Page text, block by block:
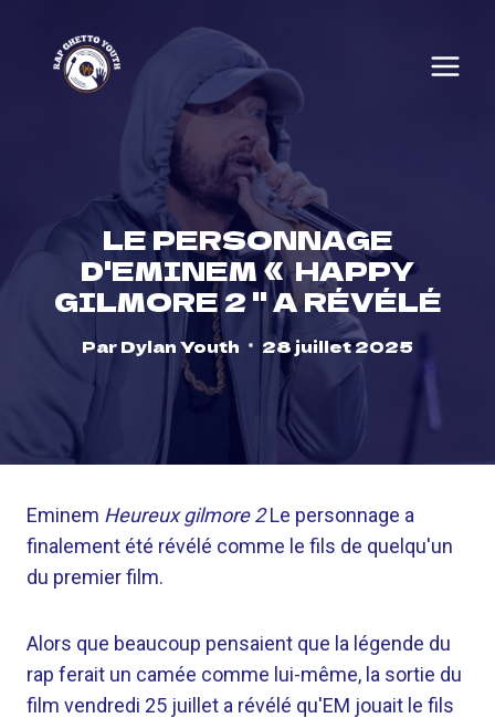
content
LE PERSONNAGE
D'EMINEM « HAPPY
GILMORE 2 '' A RÉVÉLÉ
ParDylan Youth 28 juillet 2025
Eminem Heureux gilmore 2Le personnage a
finalement été révélé comme le fils de quelqu'un
du premier film.
Alors que beaucoup pensaient que la légende du
rap ferait un camée comme lui-même, la sortie du
film vendredi 25 juillet a révélé qu'EM jouait le fils